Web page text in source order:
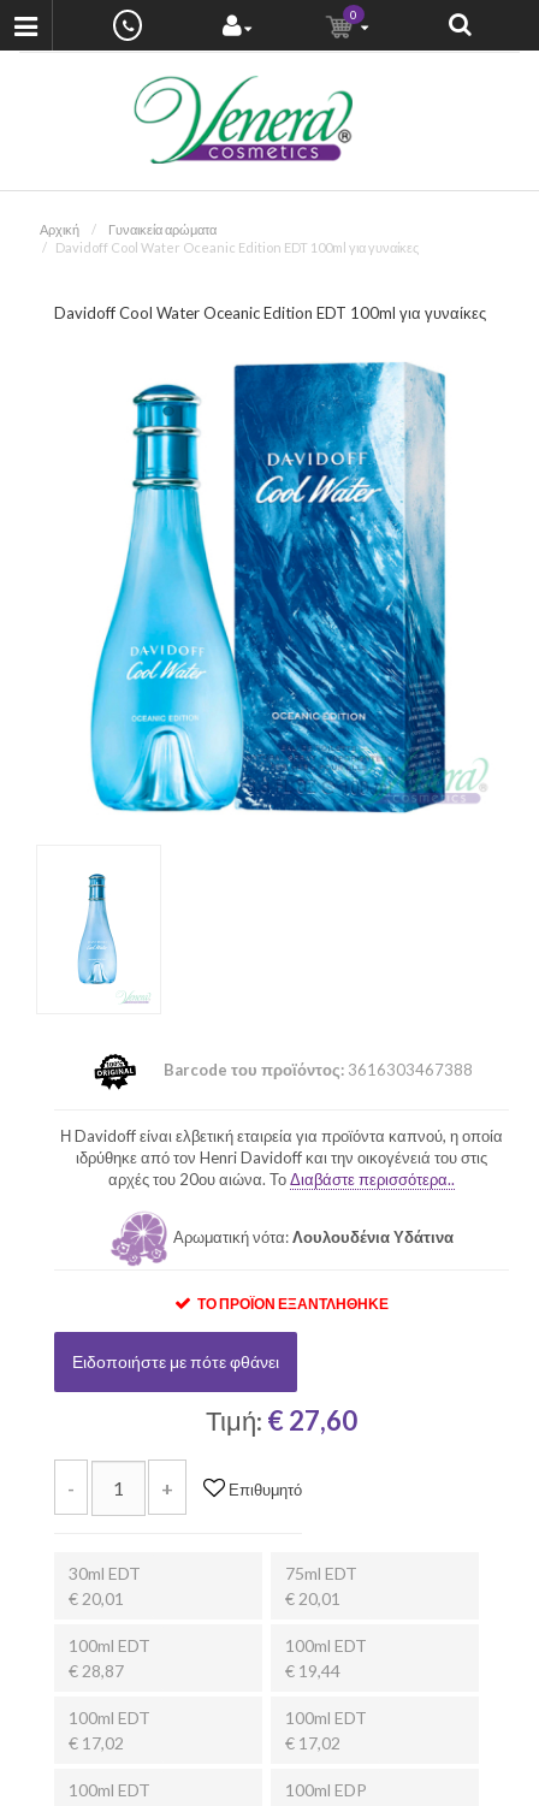
0
Αρχική
Γυναικεία αρώματα
Davidoff Cool Water Oceanic Edition EDT 100ml για γυναίκες
Davidoff Cool Water Oceanic Edition EDT 100ml για γυναίκες
Barcode του προϊόντος:3616303467388
Η Davidoff είναι ελβετική εταιρεία για προϊόντα καπνού, η οποία
ιδρύθηκε από τον Henri Davidoff και την οικογένειά του στις
αρχές του 20ου αιώνα. ΤοΔιαβάστε περισσότερα..
Αρωματική νότα:Λουλουδένια Υδάτινα
ΤΟ ΠΡΟΪΌΝ ΕΞΑΝΤΛΉΘΗΚΕ
Ειδοποιήστε με πότε φθάνει
Τιμή: € 27,60
- + Επιθυμητό
30ml EDT
€ 20,01
75ml EDT
€ 20,01
100ml EDT
€ 28,87
100ml EDT
€ 19,44
100ml EDT
€ 17,02
100ml EDT
€ 17,02
100ml EDT
100ml EDP